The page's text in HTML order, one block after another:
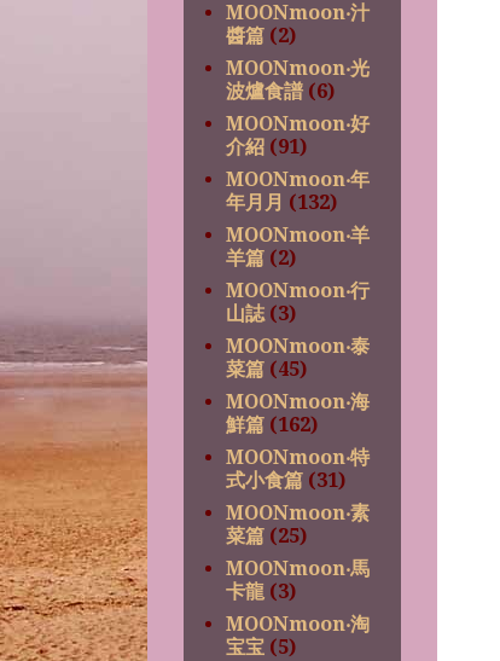
MOONmoon‧汁
醬篇 (2)
MOONmoon‧光
波爐食譜 (6)
MOONmoon‧好
介紹 (91)
MOONmoon‧年
年月月 (132)
MOONmoon‧羊
羊篇 (2)
MOONmoon‧行
山誌 (3)
MOONmoon‧泰
菜篇 (45)
MOONmoon‧海
鮮篇 (162)
MOONmoon‧特
式小食篇 (31)
MOONmoon‧素
菜篇 (25)
MOONmoon‧馬
卡龍 (3)
MOONmoon‧淘
宝宝 (5)